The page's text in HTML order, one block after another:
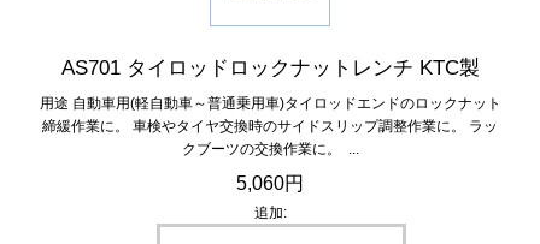
AS701 タイロッドロックナットレンチ KTC製
用途 自動車用(軽自動車～普通乗用車)タイロッドエンドのロックナット
締緩作業に。 車検やタイヤ交換時のサイドスリップ調整作業に。 ラッ
クブーツの交換作業に。 ...
5,060円
追加: